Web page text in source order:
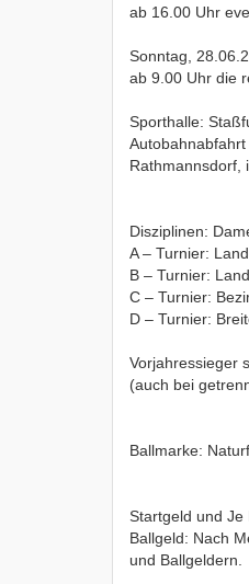
ab 16.00 Uhr
Sonntag,
ab 9.00 Uhr die
Sporthalle:
Rathmannsdorf,
Disziplinen:
A – Turnier:
B – Turnier:
C – Turnier:
D – Turnier:
Vorjahressieger
(auch bei
Ballmarke:
Startgeld und Je
Ballgeld: Nach
und Ballgeldern.